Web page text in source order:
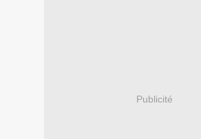
Publicité